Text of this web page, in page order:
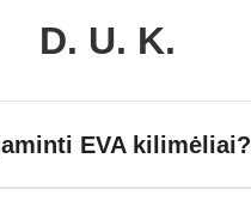
D. U. K.
EVA kilimėliai?